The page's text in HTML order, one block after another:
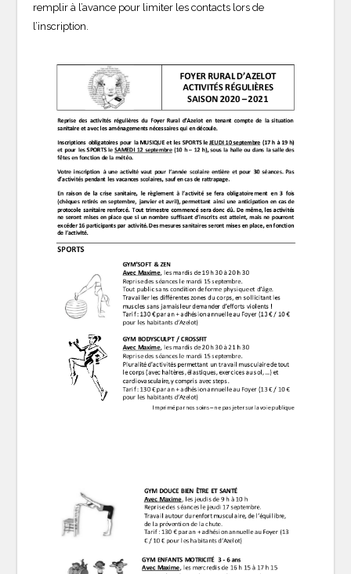
remplir à l’avance pour limiter les contacts lors de
l’inscription.